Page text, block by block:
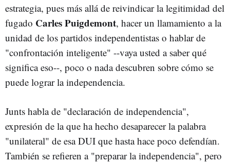
estrategia, pues más allá de reivindicar la legitimidad del
fugado Carles Puigdemont, hacer un llamamiento a la
unidad de los partidos independentistas o hablar de
"confrontación inteligente" --vaya usted a saber qué
significa eso--, poco o nada descubren sobre cómo se
puede lograr la independencia.
Junts habla de "declaración de independencia",
expresión de la que ha hecho desaparecer la palabra
"unilateral" de esa DUI que hasta hace poco defendían.
También se refieren a "preparar la independencia", pero